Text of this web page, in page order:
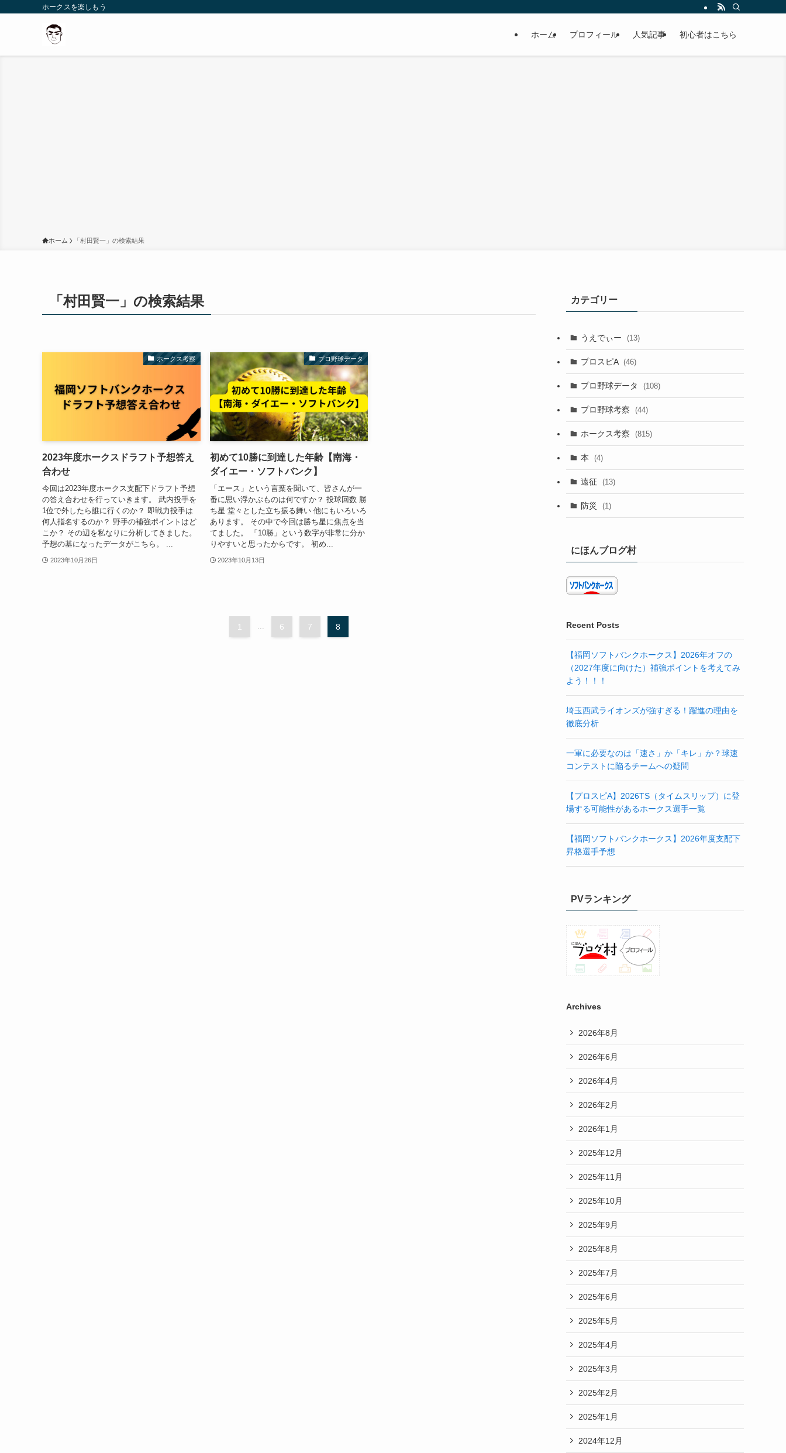
ホークスを楽しもう
ホーム プロフィール 人気記事 初心者はこちら
ホーム 「村田賢一」の検索結果
「村田賢一」の検索結果
ホークス考察
2023年度ホークスドラフト予想答え
合わせ
今回は2023年度ホークス支配下ドラフト予想
の答え合わせを行っていきます。 武内投手を
1位で外したら誰に行くのか？ 即戦力投手は
何人指名するのか？ 野手の補強ポイントはど
こか？ その辺を私なりに分析してきました。
予想の基になったデータがこちら。 ...
2023年10月26日
プロ野球データ
初めて10勝に到達した年齢【南海・
ダイエー・ソフトバンク】
「エース」という言葉を聞いて、皆さんが一
番に思い浮かぶものは何ですか？ 投球回数 勝
ち星 堂々とした立ち振る舞い 他にもいろいろ
あります。 その中で今回は勝ち星に焦点を当
てました。 「10勝」という数字が非常に分か
りやすいと思ったからです。 初め...
2023年10月13日
1 6 7 8
カテゴリー
うえでぃー (13)
プロスピA (46)
プロ野球データ (108)
プロ野球考察 (44)
ホークス考察 (815)
本 (4)
遠征 (13)
防災 (1)
にほんブログ村
Recent Posts
【福岡ソフトバンクホークス】2026年オフの
（2027年度に向けた）補強ポイントを考えてみ
よう！！！
埼玉西武ライオンズが強すぎる！躍進の理由を
徹底分析
一軍に必要なのは「速さ」か「キレ」か？球速
コンテストに陥るチームへの疑問
【プロスピA】2026TS（タイムスリップ）に登
場する可能性があるホークス選手一覧
【福岡ソフトバンクホークス】2026年度支配下
昇格選手予想
PVランキング
Archives
2026年8月
2026年6月
2026年4月
2026年2月
2026年1月
2025年12月
2025年11月
2025年10月
2025年9月
2025年8月
2025年7月
2025年6月
2025年5月
2025年4月
2025年3月
2025年2月
2025年1月
2024年12月